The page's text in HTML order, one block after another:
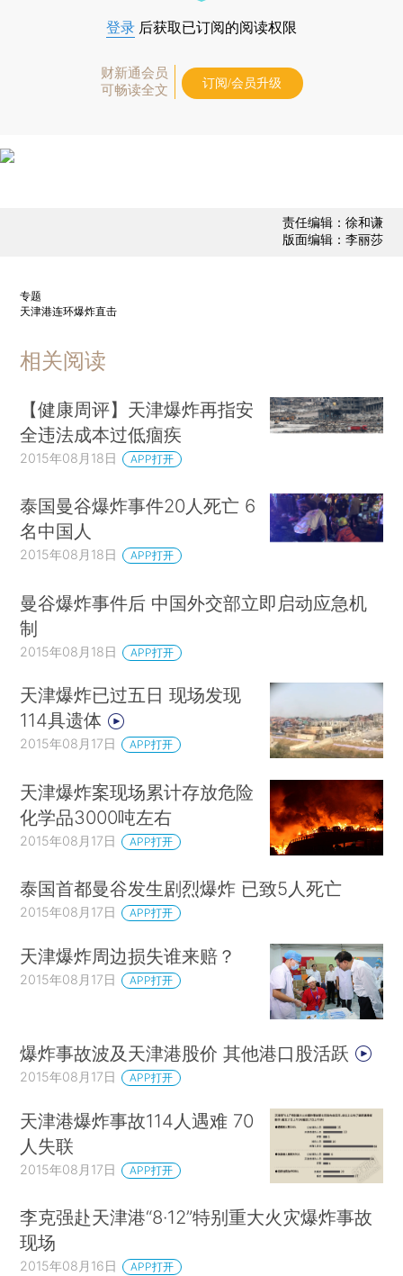
登录 后获取已订阅的阅读权限
财新通会员
可畅读全文
订阅/会员升级
责任编辑：徐和谦
版面编辑：李丽莎
专题
天津港连环爆炸直击
相关阅读
【健康周评】天津爆炸再指安
全违法成本过低痼疾
2015年08月18日 APP打开
泰国曼谷爆炸事件20人死亡 6
名中国人
2015年08月18日 APP打开
曼谷爆炸事件后 中国外交部立即启动应急机
制
2015年08月18日 APP打开
天津爆炸已过五日 现场发现
114具遗体
2015年08月17日 APP打开
天津爆炸案现场累计存放危险
化学品3000吨左右
2015年08月17日 APP打开
泰国首都曼谷发生剧烈爆炸 已致5人死亡
2015年08月17日 APP打开
天津爆炸周边损失谁来赔？
2015年08月17日 APP打开
爆炸事故波及天津港股价 其他港口股活跃
2015年08月17日 APP打开
天津港爆炸事故114人遇难 70
人失联
2015年08月17日 APP打开
李克强赴天津港“8·12”特别重大火灾爆炸事故
现场
2015年08月16日 APP打开